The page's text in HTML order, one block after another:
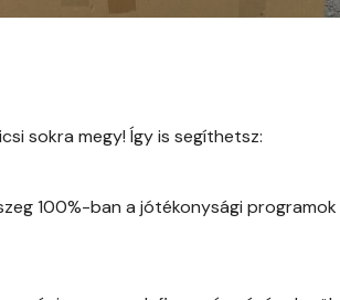
sokra megy! Így is segíthetsz:
100%-ban a jótékonysági programok